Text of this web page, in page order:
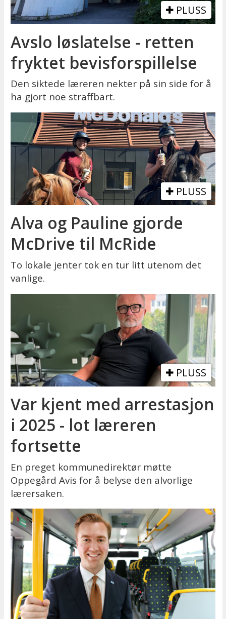
PLUSS
Avslo løslatelse - retten
fryktet bevisforspillelse
Den siktede læreren nekter på sin side for å
ha gjort noe straffbart.
PLUSS
Alva og Pauline gjorde
McDrive til McRide
To lokale jenter tok en tur litt utenom det
vanlige.
PLUSS
Var kjent med arrestasjon
i 2025 - lot læreren
fortsette
En preget kommunedirektør møtte
Oppegård Avis for å belyse den alvorlige
lærersaken.